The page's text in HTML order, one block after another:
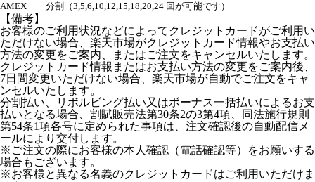
AMEX
分割（3,5,6,10,12,15,18,20,24 回が可能です）
【備考】
お客様のご利用状況などによってクレジットカードがご利用い
ただけない場合、楽天市場がクレジットカード情報やお支払い
方法の変更をご案内、またはご注文をキャンセルいたします。
クレジットカード情報またはお支払い方法の変更をご案内後、
7日間変更いただけない場合、楽天市場が自動でご注文をキャ
ンセルいたします。
分割払い、リボルビング払い又はボーナス一括払いによるお支
払いとなる場合、割賦販売法第30条2の3第4項、同法施行規則
第54条1項各号に定められた事項は、注文確認後の自動配信メ
ールにより交付します。
※ご注文の際にお客様の本人確認（電話確認等）をお願いする
場合もございます。
※お客様と異なる名義のクレジットカードはご利用いただけま